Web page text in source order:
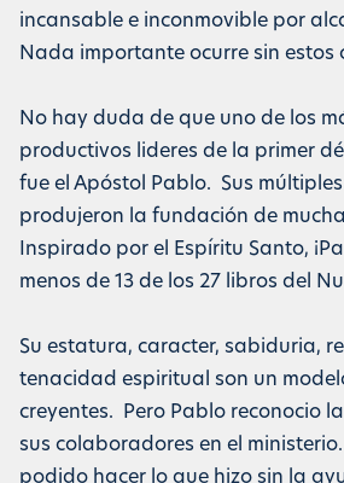
incansable e inconmovible por
Nada importante ocurre sin estos
No hay duda de que uno de los
productivos lideres de la primer
fue el Apóstol Pablo. Sus
produjeron la fundación de
Inspirado por el Espíritu Santo,
menos de 13 de los 27 libros del
Su estatura, caracter, sabiduria,
tenacidad espiritual son un
creyentes. Pero Pablo reconocio
sus colaboradores en el
podido hacer lo que hizo sin la